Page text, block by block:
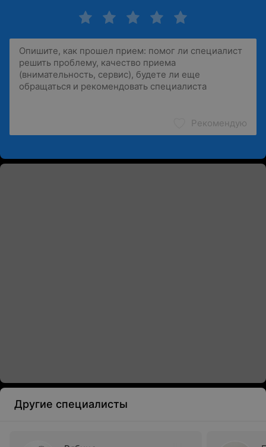
Рекомендую
Другие специалисты